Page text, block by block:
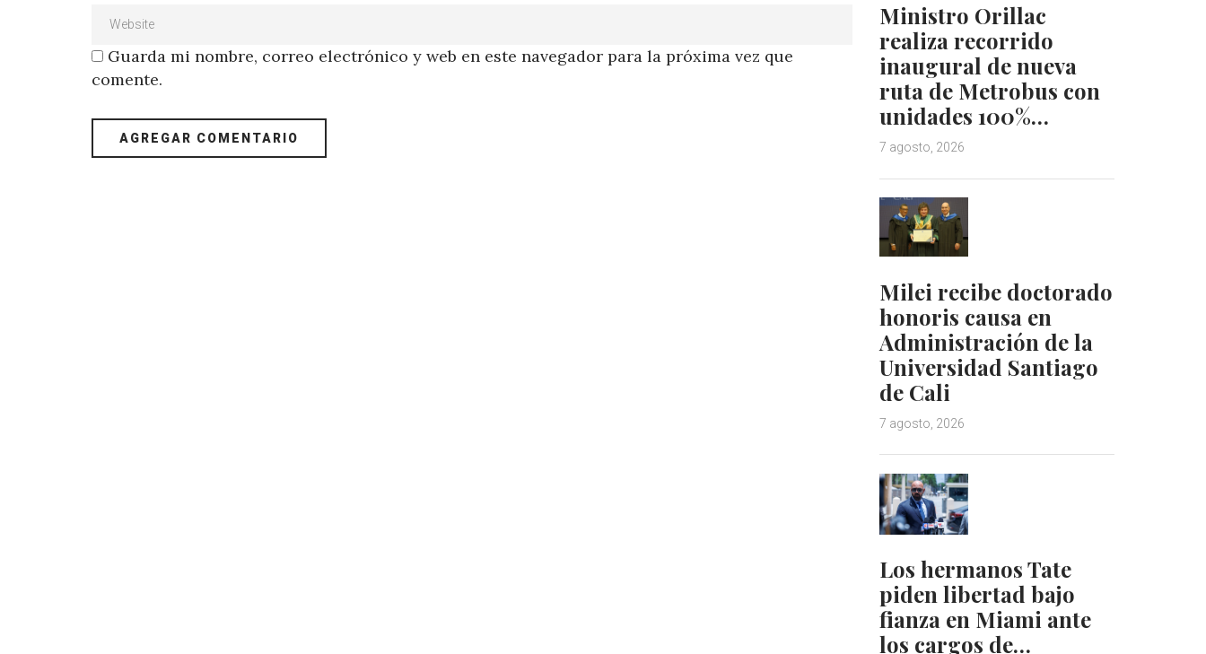
Guarda mi nombre, correo electrónico y web en este navegador para la próxima vez que
comente.
Ministro Orillac
realiza recorrido
inaugural de nueva
ruta de Metrobus con
unidades 100%…
7 agosto, 2026
Milei recibe doctorado
honoris causa en
Administración de la
Universidad Santiago
de Cali
7 agosto, 2026
Los hermanos Tate
piden libertad bajo
fianza en Miami ante
los cargos de…